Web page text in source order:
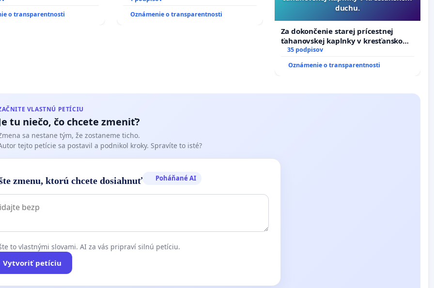
o transparentnosti
Oznámenie o transparentnosti
duchu.
Za dokončenie starej prícestnej
ťahanovskej kaplnky v kresťanskom
duchu.
35 podpisov
Oznámenie o transparentnosti
VLASTNÚ PETÍCIU
tu niečo, čo chcete zmeniť?
sa nestane tým, že zostaneme ticho.
tejto petície sa postavil a podnikol kroky. Spravíte to isté?
zmenu, ktorú chcete dosiahnuť Poháňané AI
to vlastnými slovami. AI za vás pripraví silnú petíciu.
Vytvoriť petíciu